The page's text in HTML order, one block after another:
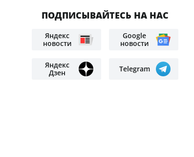
ПОДПИСЫВАЙТЕСЬ НА НАС
Яндекс
новости
Google
новости
Яндекс
Дзен
Telegram